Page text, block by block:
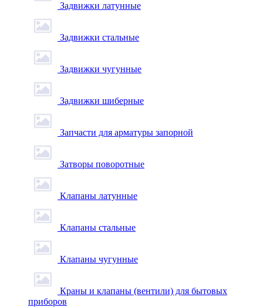
Задвижки латунные
Задвижки стальные
Задвижки чугунные
Задвижки шиберные
Запчасти для арматуры запорной
Затворы поворотные
Клапаны латунные
Клапаны стальные
Клапаны чугунные
Краны и клапаны (вентили) для бытовых
приборов